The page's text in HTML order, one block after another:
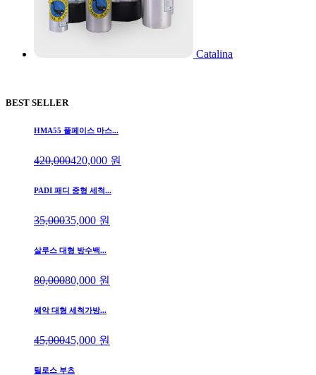
Catalina
BEST SELLER
HMA55 풀페이스 마스...
420,000420,000 원
PADI 패디 중형 세척...
35,00035,000 원
살루스 대형 방수백...
80,00080,000 원
쎄악 대형 세척가방...
45,00045,000 원
틸로스 부츠